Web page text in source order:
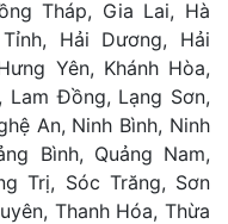
Tháp, Gia Lai, Hà
Hải Dương, Hải
Yên, Khánh Hòa,
Lam Đồng, Lạng Sơn,
An, Ninh Bình, Ninh
Bình, Quảng Nam,
Trị, Sóc Trăng, Sơn
Thanh Hóa, Thừa